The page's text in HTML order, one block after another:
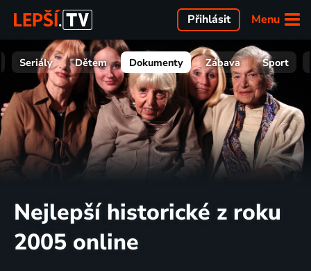
Menu
Přihlásit
Seriály Dětem Dokumenty Zábava Sport
Nejlepší historické z roku
2005 online